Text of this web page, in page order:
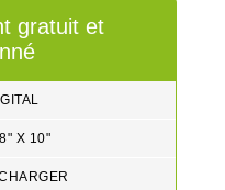
gratuit et
X 10"